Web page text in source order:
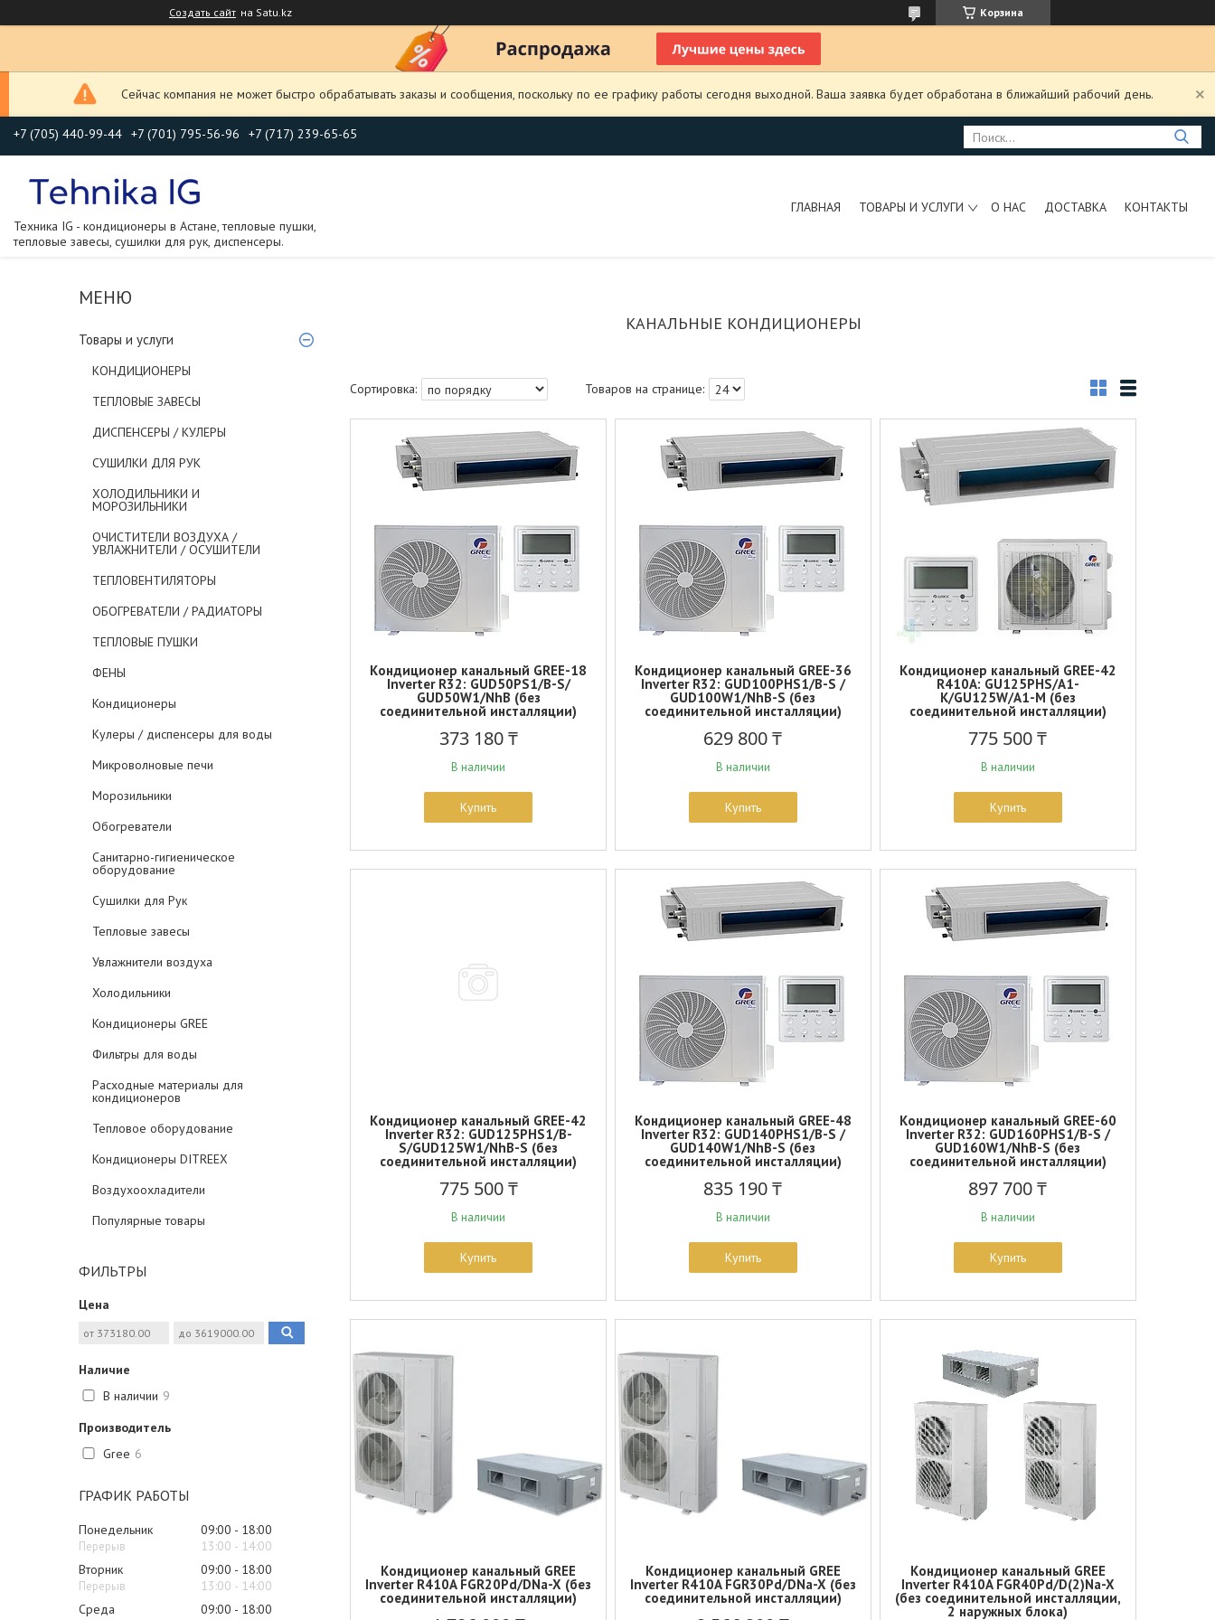
Создать сайт на Satu.kz Корзина
Сейчас компания не может быстро обрабатывать заказы и сообщения, поскольку по ее графику работы сегодня выходной. Ваша заявка будет обработана в ближайший рабочий день.
+7 (705) 440-99-44 +7 (701) 795-56-96 +7 (717) 239-65-65
Техника IG - кондиционеры в Астане, тепловые пушки,
тепловые завесы, сушилки для рук, диспенсеры.
ГЛАВНАЯ ТОВАРЫ И УСЛУГИ О НАС ДОСТАВКА КОНТАКТЫ
Товары и услуги
КОНДИЦИОНЕРЫ
ТЕПЛОВЫЕ ЗАВЕСЫ
ДИСПЕНСЕРЫ / КУЛЕРЫ
СУШИЛКИ ДЛЯ РУК
ХОЛОДИЛЬНИКИ И
МОРОЗИЛЬНИКИ
ОЧИСТИТЕЛИ ВОЗДУХА /
УВЛАЖНИТЕЛИ / ОСУШИТЕЛИ
ТЕПЛОВЕНТИЛЯТОРЫ
ОБОГРЕВАТЕЛИ / РАДИАТОРЫ
ТЕПЛОВЫЕ ПУШКИ
ФЕНЫ
Кондиционеры
Кулеры / диспенсеры для воды
Микроволновые печи
Морозильники
Обогреватели
Санитарно-гигиеническое
оборудование
Сушилки для Рук
Тепловые завесы
Увлажнители воздуха
Холодильники
Кондиционеры GREE
Фильтры для воды
Расходные материалы для
кондиционеров
Тепловое оборудование
Кондиционеры DITREEX
Воздухоохладители
Популярные товары
ФИЛЬТРЫ
Цена
Наличие
В наличии 9
Производитель
Gree 6
ГРАФИК РАБОТЫ
Понедельник 09:00
18:00
13:00
14:00
Вторник
09:00
18:00
13:00
14:00
Среда
09:00
18:00
КАНАЛЬНЫЕ КОНДИЦИОНЕРЫ
Кондиционер канальный GREE-18
Inverter R32: GUD50PS1/B-S/
GUD50W1/NhB (без
соединительной инсталляции)
373 180 ₸
В наличии
Купить
Кондиционер канальный GREE-36
Inverter R32: GUD100PHS1/B-S /
GUD100W1/NhB-S (без
соединительной инсталляции)
629 800 ₸
В наличии
Купить
Кондиционер канальный GREE-42
R410A: GU125PHS/A1-
K/GU125W/A1-M (без
соединительной инсталляции)
775 500 ₸
В наличии
Купить
Кондиционер канальный GREE-42
Inverter R32: GUD125PHS1/B-
S/GUD125W1/NhB-S (без
соединительной инсталляции)
775 500 ₸
В наличии
Купить
Кондиционер канальный GREE-48
Inverter R32: GUD140PHS1/B-S /
GUD140W1/NhB-S (без
соединительной инсталляции)
835 190 ₸
В наличии
Купить
Кондиционер канальный GREE-60
Inverter R32: GUD160PHS1/B-S /
GUD160W1/NhB-S (без
соединительной инсталляции)
897 700 ₸
В наличии
Купить
Кондиционер канальный GREE
Inverter R410A FGR20Pd/DNa-X (без
соединительной инсталляции)
Кондиционер канальный GREE
Inverter R410A FGR30Pd/DNa-X (без
соединительной инсталляции)
Кондиционер канальный GREE
Inverter R410A FGR40Pd/D(2)Na-X
(без соединительной инсталляции,
2 наружных блока)